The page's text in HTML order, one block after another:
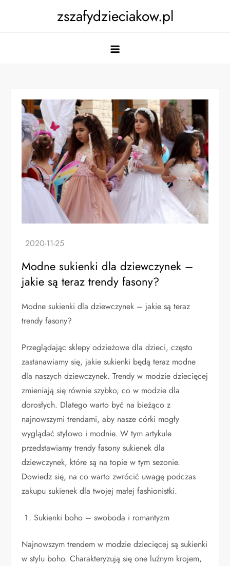
zszafydzieciakow.pl
Modne sukienki dla dziewczynek –
jakie są teraz trendy fasony?
Modne sukienki dla dziewczynek – jakie są teraz
trendy fasony?
Przeglądając sklepy odzieżowe dla dzieci, często
zastanawiamy się, jakie sukienki będą teraz modne
dla naszych dziewczynek. Trendy w modzie dziecięcej
zmieniają się równie szybko, co w modzie dla
dorosłych. Dlatego warto być na bieżąco z
najnowszymi trendami, aby nasze córki mogły
wyglądać stylowo i modnie. W tym artykule
przedstawiamy trendy fasony sukienek dla
dziewczynek, które są na topie w tym sezonie.
Dowiedz się, na co warto zwrócić uwagę podczas
zakupu sukienek dla twojej małej fashionistki.
Sukienki boho – swoboda i romantyzm
Najnowszym trendem w modzie dziecięcej są sukienki
w stylu boho. Charakteryzują się one luźnym krojem,